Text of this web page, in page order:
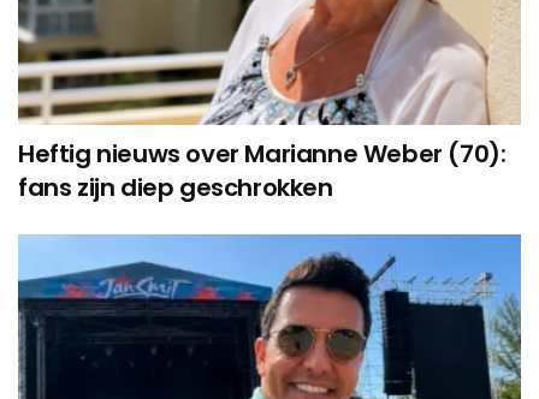
Heftig nieuws over Marianne Weber (70):
fans zijn diep geschrokken